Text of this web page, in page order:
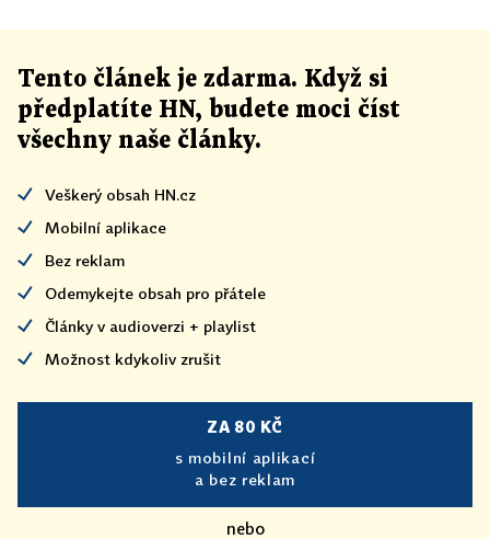
Tento článek je zdarma. Když si
předplatíte HN, budete moci číst
všechny naše články.
Veškerý obsah HN.cz
Mobilní aplikace
Bez reklam
Odemykejte obsah pro přátele
Články v audioverzi + playlist
Možnost kdykoliv zrušit
ZA 80 KČ
s mobilní aplikací
a bez reklam
nebo